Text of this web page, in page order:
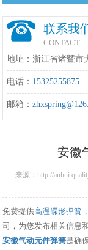
联系我
CONTACT
地址：浙江省诸暨市
电话： 15325255875
邮箱：
安徽
来源：http://
免费提供高温碟形弹簧
司，为您发布相关信息
安徽气动元件弹簧是确